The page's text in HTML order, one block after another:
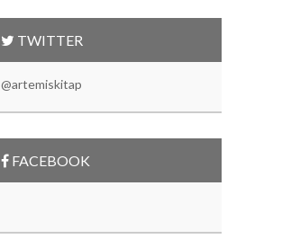
TWITTER
@artemiskitap
FACEBOOK